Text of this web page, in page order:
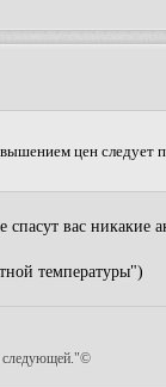
цен
вас никакие
температуры")
следующей."©